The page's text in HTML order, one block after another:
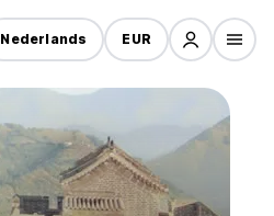
Nederlands EUR